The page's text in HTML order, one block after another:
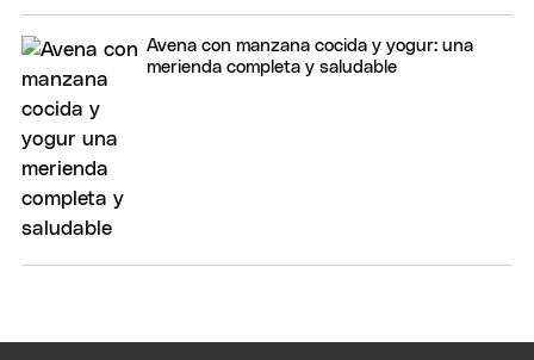
Avena con manzana cocida y yogur: una
merienda completa y saludable